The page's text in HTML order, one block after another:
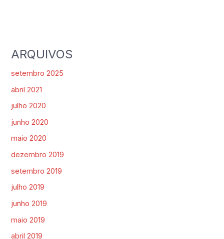
ARQUIVOS
setembro 2025
abril 2021
julho 2020
junho 2020
maio 2020
dezembro 2019
setembro 2019
julho 2019
junho 2019
maio 2019
abril 2019